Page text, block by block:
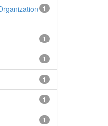
1
1
1
1
1
1